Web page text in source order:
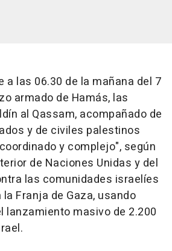
a las 06.30 de la mañana del 7
armado de Hamás, las
al Qassam, acompañado de
y de civiles palestinos
y complejo", según
de Naciones Unidas y del
las comunidades israelíes
Franja de Gaza, usando
lanzamiento masivo de 2.200